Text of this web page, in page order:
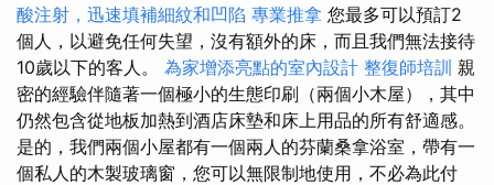
酸注射，迅速填補細紋和凹陷 專業推拿 您最多可以預訂2
個人，以避免任何失望，沒有額外的床，而且我們無法接待
10歲以下的客人。 為家增添亮點的室內設計 整復師培訓 親
密的經驗伴隨著一個極小的生態印刷（兩個小木屋），其中
仍然包含從地板加熱到酒店床墊和床上用品的所有舒適感。
是的，我們兩個小屋都有一個兩人的芬蘭桑拿浴室，帶有一
個私人的木製玻璃窗，您可以無限制地使用，不必為此付